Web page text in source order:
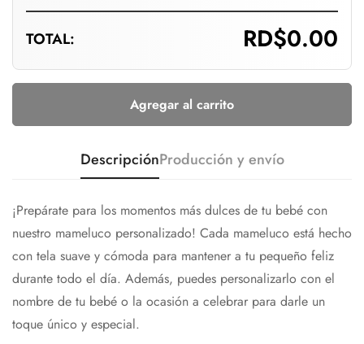
TOTAL: RD$0.00
Agregar al carrito
DescripciónProducción y envío
¡Prepárate para los momentos más dulces de tu bebé con
nuestro mameluco personalizado! Cada mameluco está hecho
con tela suave y cómoda para mantener a tu pequeño feliz
durante todo el día. Además, puedes personalizarlo con el
nombre de tu bebé o la ocasión a celebrar para darle un
toque único y especial.